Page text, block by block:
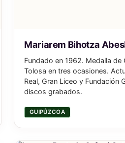
Mariarem Bihotza
Fundado en 1962. Medalla de
Tolosa en tres ocasiones.
Real, Gran Liceo y Fundación
discos grabados.
GUIPÚZCOA